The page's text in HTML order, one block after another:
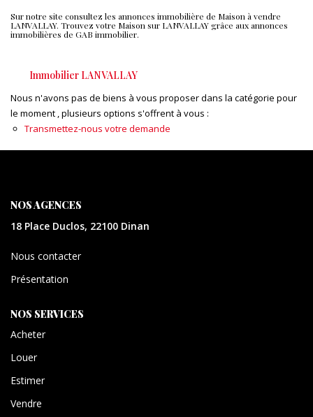
GESTION
CONTACT
Créer une alerte
Sur notre site consultez les annonces immobilière de Maison à vendre
LANVALLAY. Trouvez votre Maison sur LANVALLAY grâce aux annonces
immobilières de GAB immobilier.
Immobilier LANVALLAY
Nous n'avons pas de biens à vous proposer dans la catégorie pour
le moment , plusieurs options s'offrent à vous :
Transmettez-nous votre demande
NOS AGENCES
18 Place Duclos, 22100 Dinan
Nous contacter
Présentation
NOS SERVICES
Acheter
Louer
Estimer
Vendre